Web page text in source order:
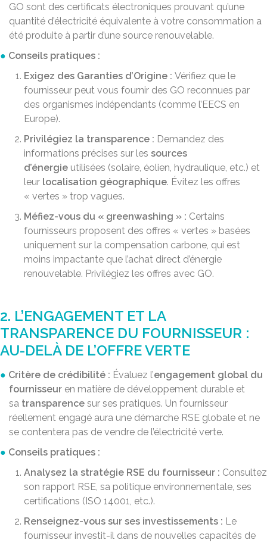
GO sont des certificats électroniques prouvant qu’une
quantité d’électricité équivalente à votre consommation a
été produite à partir d’une source renouvelable.
Conseils pratiques :
Exigez des Garanties d’Origine : Vérifiez que le
fournisseur peut vous fournir des GO reconnues par
des organismes indépendants (comme l’EECS en
Europe).
Privilégiez la transparence : Demandez des
informations précises sur les sources
d’énergie utilisées (solaire, éolien, hydraulique, etc.) et
leur localisation géographique. Évitez les offres
« vertes » trop vagues.
Méfiez-vous du « greenwashing » : Certains
fournisseurs proposent des offres « vertes » basées
uniquement sur la compensation carbone, qui est
moins impactante que l’achat direct d’énergie
renouvelable. Privilégiez les offres avec GO.
2. L’ENGAGEMENT ET LA
TRANSPARENCE DU FOURNISSEUR :
AU-DELÀ DE L’OFFRE VERTE
Critère de crédibilité : Évaluez l’engagement global du
fournisseur en matière de développement durable et
sa transparence sur ses pratiques. Un fournisseur
réellement engagé aura une démarche RSE globale et ne
se contentera pas de vendre de l’électricité verte.
Conseils pratiques :
Analysez la stratégie RSE du fournisseur : Consultez
son rapport RSE, sa politique environnementale, ses
certifications (ISO 14001, etc.).
Renseignez-vous sur ses investissements : Le
fournisseur investit-il dans de nouvelles capacités de